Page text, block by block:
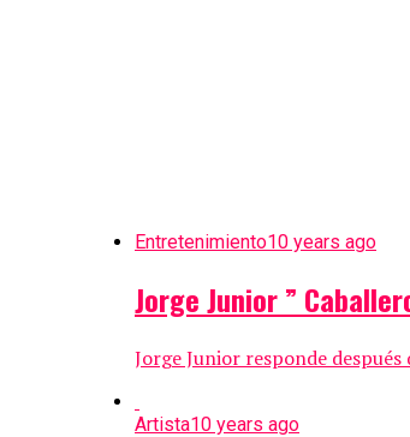
Entretenimiento10 years ago
Jorge Junior ”
Jorge Junior responde
Artista10 years ago